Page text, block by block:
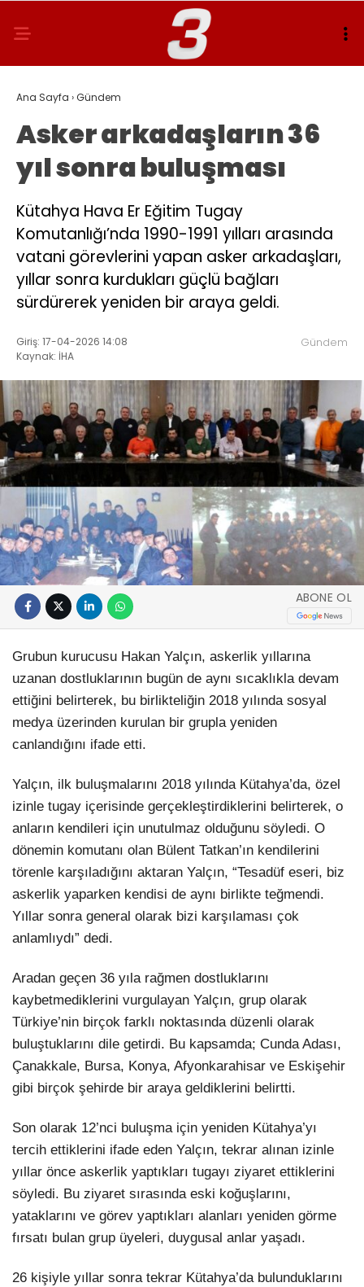
Ana Sayfa ›Gündem
Asker arkadaşların 36
yıl sonra buluşması
Kütahya Hava Er Eğitim Tugay
Komutanlığı’nda 1990-1991 yılları arasında
vatani görevlerini yapan asker arkadaşları,
yıllar sonra kurdukları güçlü bağları
sürdürerek yeniden bir araya geldi.
Giriş: 17-04-2026 14:08
Kaynak: İHA
Gündem
ABONE OL
Grubun kurucusu Hakan Yalçın, askerlik yıllarına
uzanan dostluklarının bugün de aynı sıcaklıkla devam
ettiğini belirterek, bu birlikteliğin 2018 yılında sosyal
medya üzerinden kurulan bir grupla yeniden
canlandığını ifade etti.
Yalçın, ilk buluşmalarını 2018 yılında Kütahya’da, özel
izinle tugay içerisinde gerçekleştirdiklerini belirterek, o
anların kendileri için unutulmaz olduğunu söyledi. O
dönemin komutanı olan Bülent Tatkan’ın kendilerini
törenle karşıladığını aktaran Yalçın, “Tesadüf eseri, biz
askerlik yaparken kendisi de aynı birlikte teğmendi.
Yıllar sonra general olarak bizi karşılaması çok
anlamlıydı” dedi.
Aradan geçen 36 yıla rağmen dostluklarını
kaybetmediklerini vurgulayan Yalçın, grup olarak
Türkiye’nin birçok farklı noktasında düzenli olarak
buluştuklarını dile getirdi. Bu kapsamda; Cunda Adası,
Çanakkale, Bursa, Konya, Afyonkarahisar ve Eskişehir
gibi birçok şehirde bir araya geldiklerini belirtti.
Son olarak 12’nci buluşma için yeniden Kütahya’yı
tercih ettiklerini ifade eden Yalçın, tekrar alınan izinle
yıllar önce askerlik yaptıkları tugayı ziyaret ettiklerini
söyledi. Bu ziyaret sırasında eski koğuşlarını,
yataklarını ve görev yaptıkları alanları yeniden görme
fırsatı bulan grup üyeleri, duygusal anlar yaşadı.
26 kişiyle yıllar sonra tekrar Kütahya’da bulunduklarını